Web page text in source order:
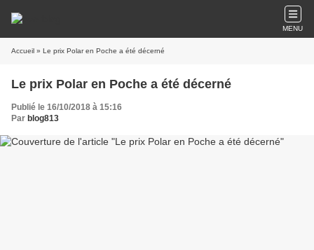
MENU
Accueil » Le prix Polar en Poche a été décerné
Le prix Polar en Poche a été décerné
Publié le 16/10/2018 à 15:16
Par blog813